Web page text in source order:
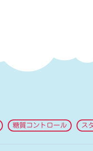
糖質コントロール ス